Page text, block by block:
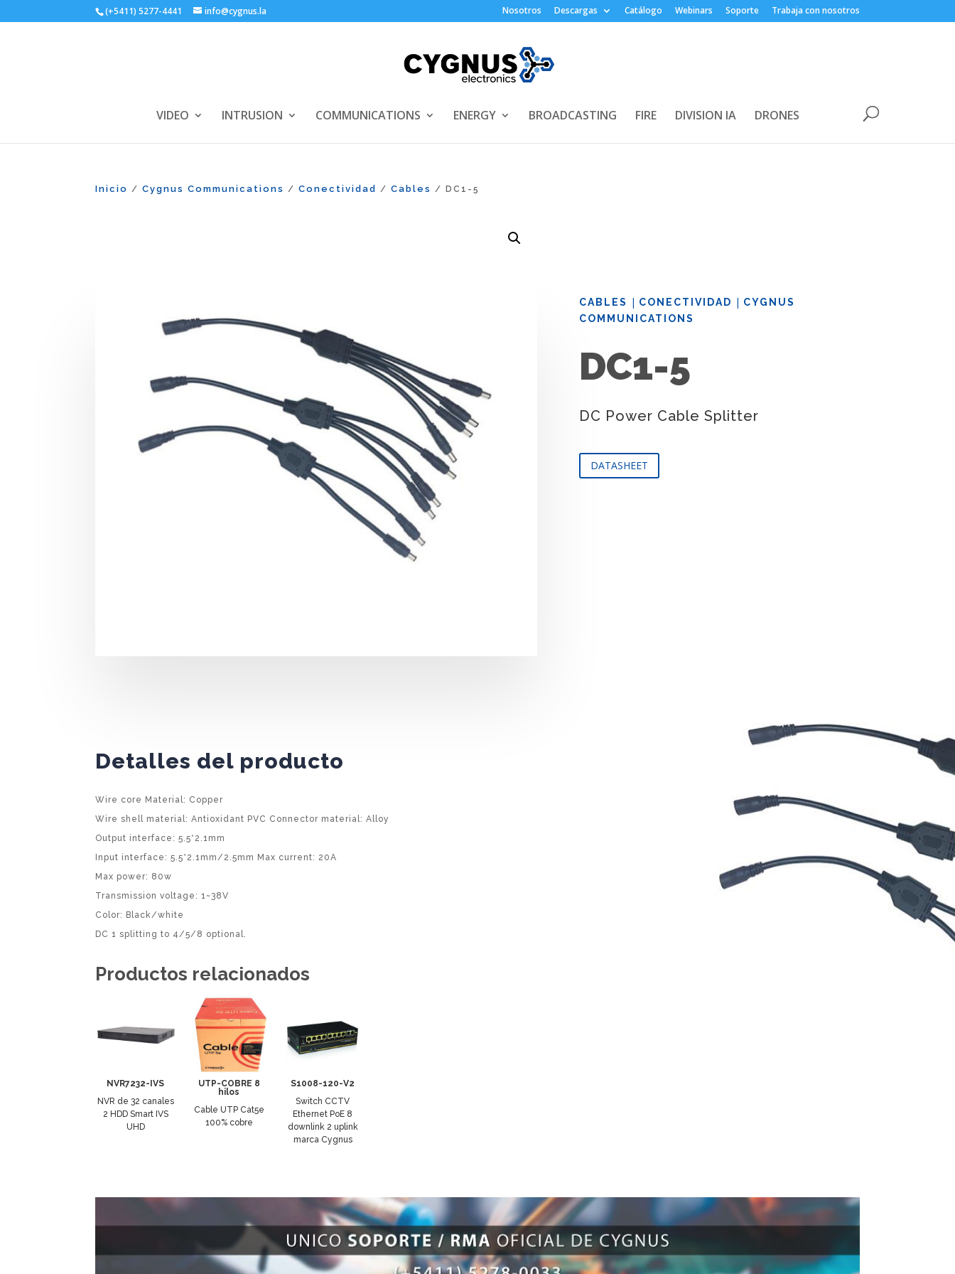
(+5411) 5277-4441 info@cygnus.la Nosotros Descargas Catálogo Webinars Soporte Trabaja con nosotros
VIDEO INTRUSION COMMUNICATIONS ENERGY BROADCASTING FIRE DIVISION IA DRONES
Inicio /Cygnus Communications /Conectividad /Cables / DC1-5
CABLES | CONECTIVIDAD | CYGNUS
COMMUNICATIONS
DC1-5
DC Power Cable Splitter
DATASHEET
Detalles del producto
Wire core Material: Copper
Wire shell material: Antioxidant PVC Connector material: Alloy
Output interface: 5.5*2.1mm
Input interface: 5.5*2.1mm/2.5mm Max current: 20A
Max power: 80w
Transmission voltage: 1~38V
Color: Black/white
DC 1 splitting to 4/5/8 optional.
Productos relacionados
NVR7232-IVS
NVR de 32 canales
2 HDD Smart IVS
UHD
UTP-COBRE 8
hilos
Cable UTP Cat5e
100% cobre
S1008-120-V2
Switch CCTV
Ethernet PoE 8
downlink 2 uplink
marca Cygnus